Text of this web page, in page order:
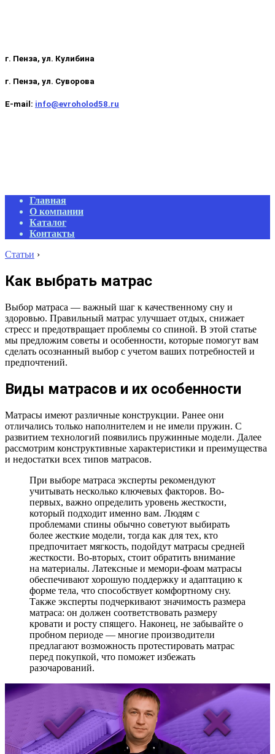
г. Пенза, ул. Кулибина
г. Пенза, ул. Суворова
E-mail: info@evroholod58.ru
Primary
Navigation
Menu
Главная
О компании
Каталог
Контакты
Статьи ›
Как выбрать матрас
Выбор матраса — важный шаг к качественному сну и
здоровью. Правильный матрас улучшает отдых, снижает
стресс и предотвращает проблемы со спиной. В этой статье
мы предложим советы и особенности, которые помогут вам
сделать осознанный выбор с учетом ваших потребностей и
предпочтений.
Виды матрасов и их особенности
Матрасы имеют различные конструкции. Ранее они
отличались только наполнителем и не имели пружин. С
развитием технологий появились пружинные модели. Далее
рассмотрим конструктивные характеристики и преимущества
и недостатки всех типов матрасов.
При выборе матраса эксперты рекомендуют
учитывать несколько ключевых факторов. Во-
первых, важно определить уровень жесткости,
который подходит именно вам. Людям с
проблемами спины обычно советуют выбирать
более жесткие модели, тогда как для тех, кто
предпочитает мягкость, подойдут матрасы средней
жесткости. Во-вторых, стоит обратить внимание
на материалы. Латексные и мемори-фоам матрасы
обеспечивают хорошую поддержку и адаптацию к
форме тела, что способствует комфортному сну.
Также эксперты подчеркивают значимость размера
матраса: он должен соответствовать размеру
кровати и росту спящего. Наконец, не забывайте о
пробном периоде — многие производители
предлагают возможность протестировать матрас
перед покупкой, что поможет избежать
разочарований.